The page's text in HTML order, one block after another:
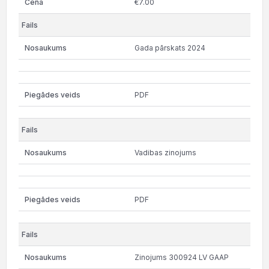
€7.00
Gada pārskats 2024
PDF
Vadibas zinojums
PDF
Zinojums 300924 LV GAAP